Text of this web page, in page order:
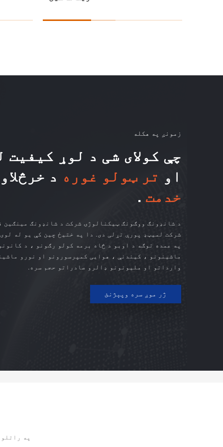
زمونږ په هکله
چې کولای شی د لوړ کیفیت
او تر ټولو غوره
خدمت
د شانډونګ ووګونګ ټیکنالوژۍ شرکت د شانډونګ مینګین
شرکت لمیټډ پورې تړلی دی. دا په ختیځ چین کې یو له
په عمده توګه د اوبو د څاه برمه کولو رګونو ، د
ماشینونو ، کیندنې ، هوایی کمپرسورونو او نورو
وارداتو او ملیونونو ډالرو صادراتو حجم سره.
ژر موږ سره وپېژنئ
په